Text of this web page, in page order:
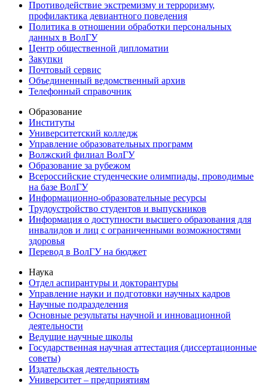
Противодействие экстремизму и терроризму,
профилактика девиантного поведения
Политика в отношении обработки персональных
данных в ВолГУ
Центр общественной дипломатии
Закупки
Почтовый сервис
Объединенный ведомственный архив
Телефонный справочник
Образование
Институты
Университетский колледж
Управление образовательных программ
Волжский филиал ВолГУ
Образование за рубежом
Всероссийские студенческие олимпиады, проводимые
на базе ВолГУ
Информационно-образовательные ресурсы
Трудоустройство студентов и выпускников
Информация о доступности высшего образования для
инвалидов и лиц с ограниченными возможностями
здоровья
Перевод в ВолГУ на бюджет
Наука
Отдел аспирантуры и докторантуры
Управление науки и подготовки научных кадров
Научные подразделения
Основные результаты научной и инновационной
деятельности
Ведущие научные школы
Государственная научная аттестация (диссертационные
советы)
Издательская деятельность
Университет – предприятиям